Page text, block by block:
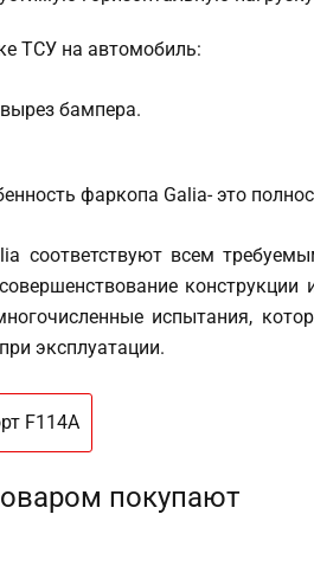
ТСУ на автомобиль:
бампера.
фаркопа Galia- это
соответствуют всем
испытания,
эксплуатации.
F114A
покупают